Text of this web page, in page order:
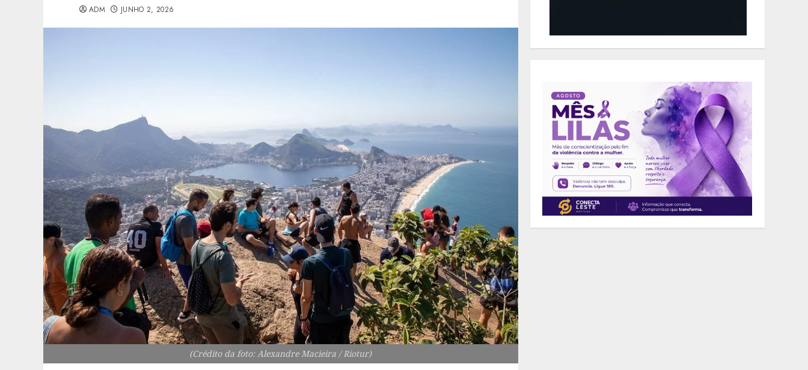
ADM JUNHO 2, 2026
(Crédito da foto: Alexandre Macieira / Riotur)